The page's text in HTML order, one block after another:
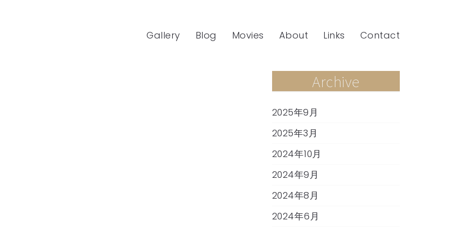
Gallery Blog Movies About Links Contact
Archive
2025年9月
2025年3月
2024年10月
2024年9月
2024年8月
2024年6月